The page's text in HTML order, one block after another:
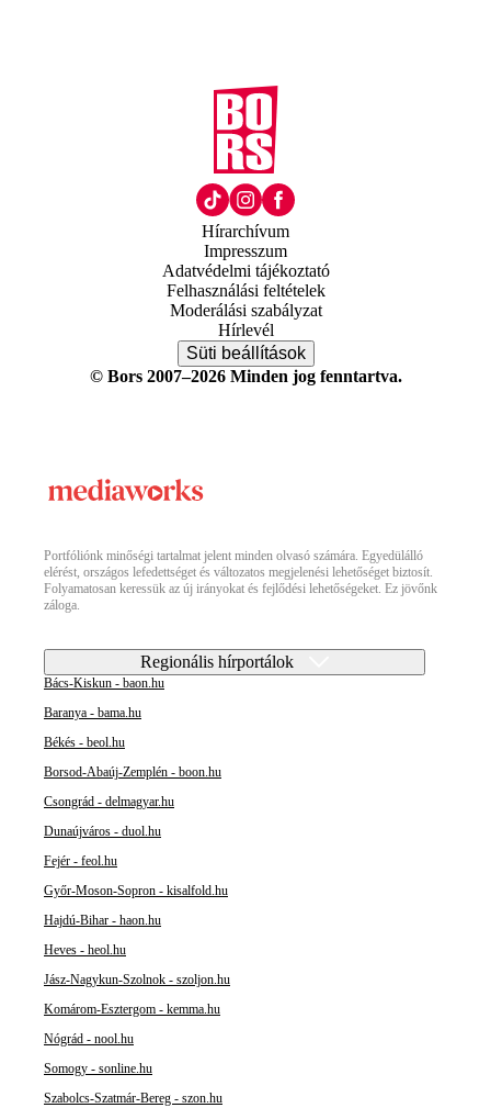
Hírarchívum
Impresszum
Adatvédelmi tájékoztató
Felhasználási feltételek
Moderálási szabályzat
Hírlevél
Süti beállítások
© Bors 2007–2026 Minden jog fenntartva.
Portfóliónk minőségi tartalmat jelent minden olvasó számára. Egyedülálló
elérést, országos lefedettséget és változatos megjelenési lehetőséget biztosít.
Folyamatosan keressük az új irányokat és fejlődési lehetőségeket. Ez jövőnk
záloga.
Regionális hírportálok
Bács-Kiskun - baon.hu
Baranya - bama.hu
Békés - beol.hu
Borsod-Abaúj-Zemplén - boon.hu
Csongrád - delmagyar.hu
Dunaújváros - duol.hu
Fejér - feol.hu
Győr-Moson-Sopron - kisalfold.hu
Hajdú-Bihar - haon.hu
Heves - heol.hu
Jász-Nagykun-Szolnok - szoljon.hu
Komárom-Esztergom - kemma.hu
Nógrád - nool.hu
Somogy - sonline.hu
Szabolcs-Szatmár-Bereg - szon.hu